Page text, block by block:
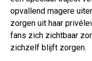
opvallend magere
zorgen uit haar
fans zich zichtbaar
zichzelf blijft zorgen.